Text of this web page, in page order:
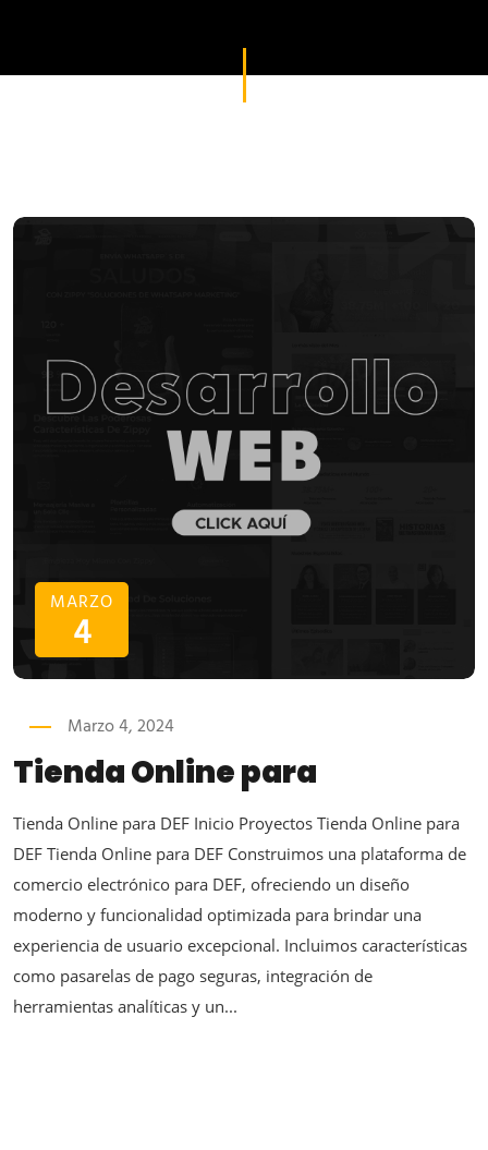
MARZO
4
Marzo 4, 2024
Tienda Online para
Tienda Online para DEF Inicio Proyectos Tienda Online para
DEF Tienda Online para DEF Construimos una plataforma de
comercio electrónico para DEF, ofreciendo un diseño
moderno y funcionalidad optimizada para brindar una
experiencia de usuario excepcional. Incluimos características
como pasarelas de pago seguras, integración de
herramientas analíticas y un...